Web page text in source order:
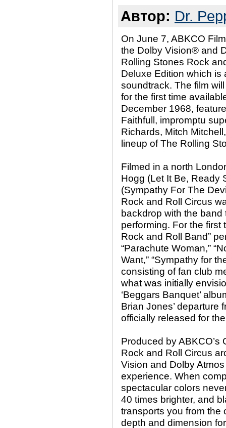
Автор: Dr.
On June 7, ABKCO
the Dolby Vision® and
Rolling Stones Rock
Deluxe Edition which is
soundtrack. The film
for the first time
December 1968,
Faithfull, impromptu
Richards, Mitch
lineup of The Rolling
Filmed in a north
Hogg (Let It Be, Ready
(Sympathy For The
Rock and Roll Circus
backdrop with the
performing. For the first
Rock and Roll Band”
“Parachute Woman,”
Want,” “Sympathy for
consisting of fan club
what was initially
‘Beggars Banquet’
Brian Jones’ departure
officially released for
Produced by
Rock and Roll Circus
Vision and Dolby
experience. When
spectacular colors
40 times brighter, and
transports you from the
depth and dimension